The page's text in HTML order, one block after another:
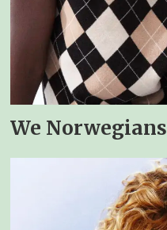
We Norwegians